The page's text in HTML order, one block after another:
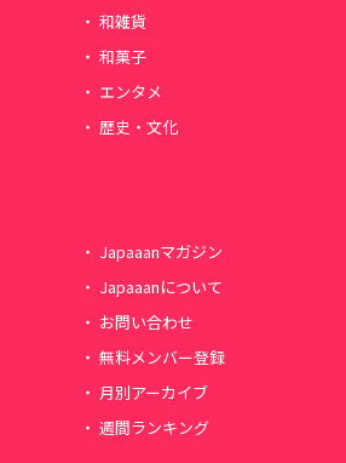
和雑貨
和菓子
エンタメ
歴史・文化
Japaaanマガジン
Japaaanについて
お問い合わせ
無料メンバー登録
月別アーカイブ
週間ランキング